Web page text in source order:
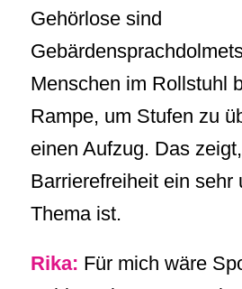
Gehörlose sind
Menschen im Rollstuhl
Rampe, um Stufen zu
einen Aufzug. Das
Barrierefreiheit ein sehr
Thema ist.
Rika: Für mich wäre